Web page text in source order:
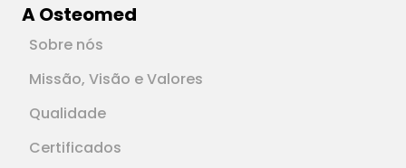
A Osteomed
Sobre nós
Missão, Visão e Valores
Qualidade
Certificados